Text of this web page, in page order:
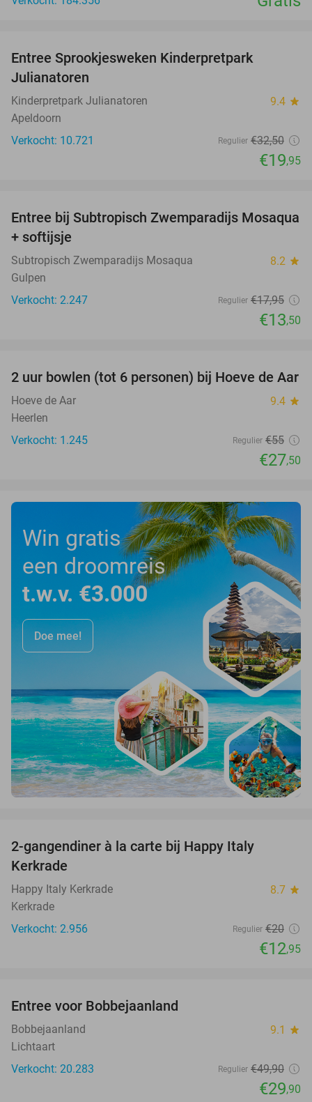
Entree Sprookjesweken Kinderpretpark
Julianatoren
Kinderpretpark Julianatoren 9.4 star
Apeldoorn
Verkocht: 10.721
Regulier €32,50
€19,95
25%
Entree bij Subtropisch Zwemparadijs Mosaqua
+ softijsje
Subtropisch Zwemparadijs Mosaqua 8.2 star
Gulpen
Verkocht: 2.247
Regulier €17,95
€13,50
50%
2 uur bowlen (tot 6 personen) bij Hoeve de Aar
Hoeve de Aar 9.4 star
Heerlen
Verkocht: 1.245
Regulier €55
€27,50
Win gratis
een droomreis
t.w.v. €3.000
Doe mee!
2-gangendiner à la carte bij Happy Italy
Kerkrade
Happy Italy Kerkrade 8.7 star
Kerkrade
Verkocht: 2.956
Regulier €20
€12,95
Entree voor Bobbejaanland
Bobbejaanland 9.1 star
Lichtaart
Verkocht: 20.283
Regulier €49,90
€29,90